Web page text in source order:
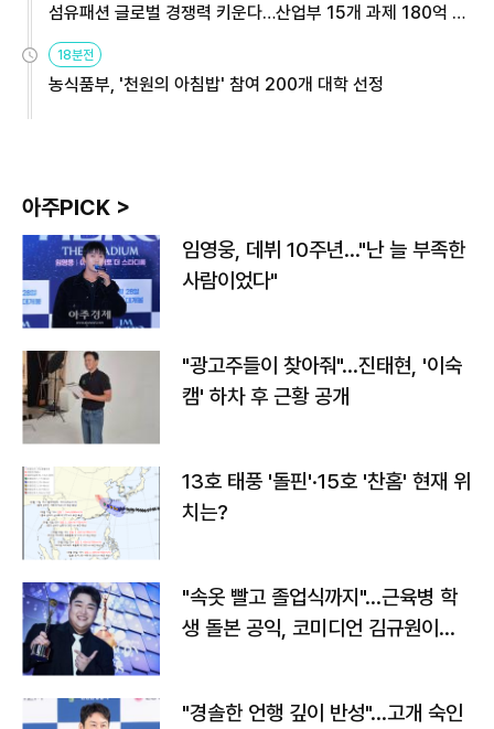
섬유패션 글로벌 경쟁력 키운다…산업부 15개 과제 180억 지
원
18분전
농식품부, '천원의 아침밥' 참여 200개 대학 선정
아주PICK >
임영웅, 데뷔 10주년…"난 늘 부족한
사람이었다"
"광고주들이 찾아줘"…진태현, '이숙
캠' 하차 후 근황 공개
13호 태풍 '돌핀'·15호 '찬홈' 현재 위
치는?
"속옷 빨고 졸업식까지"…근육병 학
생 돌본 공익, 코미디언 김규원이었
"경솔한 언행 깊이 반성"…고개 숙인